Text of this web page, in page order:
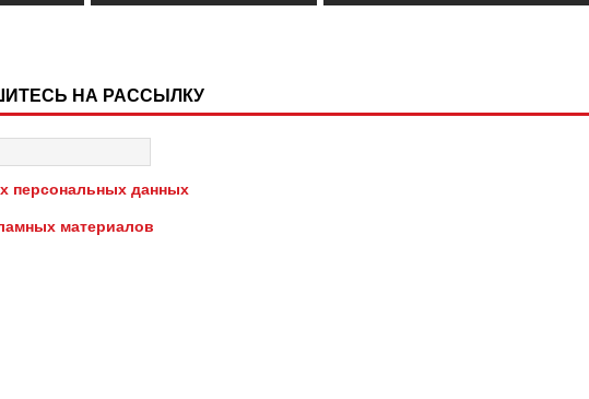
НА РАССЫЛКУ
персональных данных
материалов